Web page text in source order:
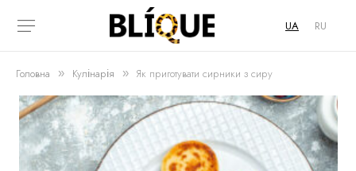
UA RU
Головна » Кулінарія » Як приготувати сирники з сиру